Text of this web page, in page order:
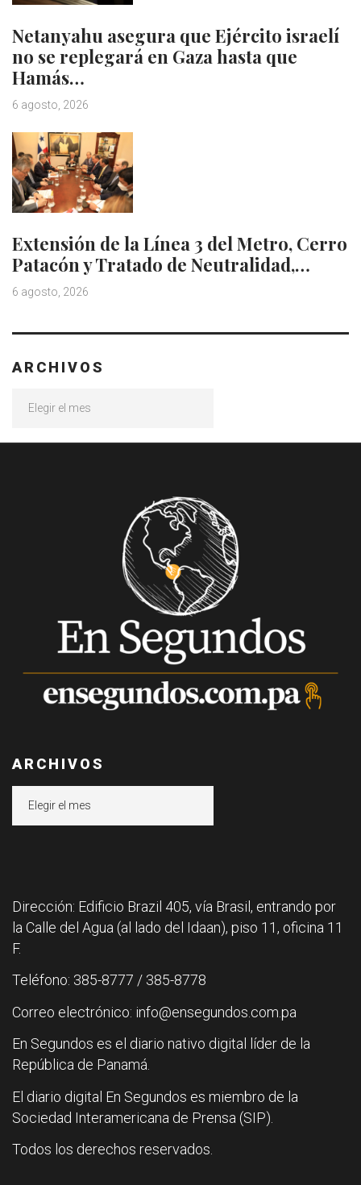
Netanyahu asegura que Ejército israelí
no se replegará en Gaza hasta que
Hamás…
6 agosto, 2026
Extensión de la Línea 3 del Metro, Cerro
Patacón y Tratado de Neutralidad,…
6 agosto, 2026
ARCHIVOS
ARCHIVOS
Dirección: Edificio Brazil 405, vía Brasil, entrando por
la Calle del Agua (al lado del Idaan), piso 11, oficina 11
F.
Teléfono: 385-8777 / 385-8778
Correo electrónico: info@ensegundos.com.pa
En Segundos es el diario nativo digital líder de la
República de Panamá.
El diario digital En Segundos es miembro de la
Sociedad Interamericana de Prensa (SIP).
Todos los derechos reservados.